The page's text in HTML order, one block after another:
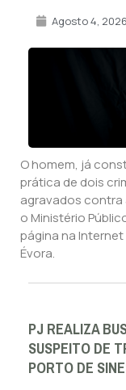
Agosto 4, 2026
O homem, já
prática de dois
agravados contra
o Ministério
página na
Évora.
PJ REALIZA
SUSPEITO DE
PORTO DE